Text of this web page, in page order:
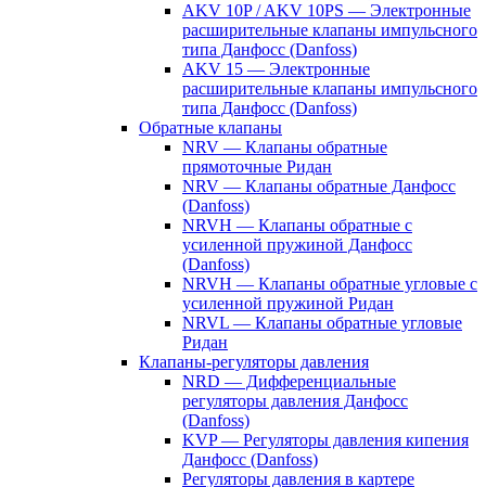
AKV 10P / AKV 10PS — Электронные
расширительные клапаны импульсного
типа Данфосс (Danfoss)
AKV 15 — Электронные
расширительные клапаны импульсного
типа Данфосс (Danfoss)
Обратные клапаны
NRV — Клапаны обратные
прямоточные Ридан
NRV — Клапаны обратные Данфосс
(Danfoss)
NRVH — Клапаны обратные с
усиленной пружиной Данфосс
(Danfoss)
NRVH — Клапаны обратные угловые с
усиленной пружиной Ридан
NRVL — Клапаны обратные угловые
Ридан
Клапаны-регуляторы давления
NRD — Дифференциальные
регуляторы давления Данфосс
(Danfoss)
KVP — Регуляторы давления кипения
Данфосс (Danfoss)
Регуляторы давления в картере